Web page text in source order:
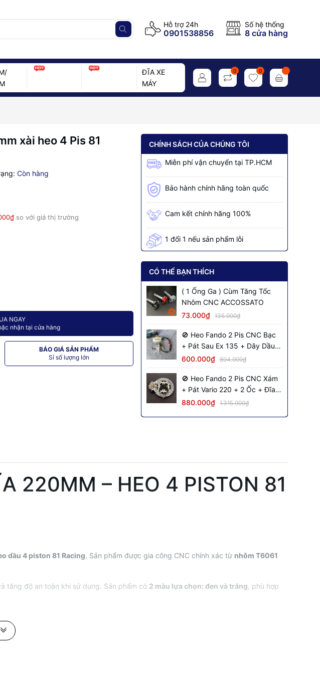
Hỗ trợ 24h
0901538856
Số hệ thống
8 cửa hàng
PHUỘC XE
ỐC/TÁN XE
ĐĨA XE
MÁY
0 0
xài heo 4 Pis 81
Còn hàng
so với giá thị trường
NGAY
nhận tại cửa hàng
BÁO GIÁ SẢN PHẨM
Sỉ số lượng lớn
CHÍNH SÁCH CỦA CHÚNG TÔI
Miễn phí vận chuyển tại TP.HCM
Bảo hành chính hãng toàn quốc
Cam kết chính hãng 100%
1 đổi 1 nếu sản phẩm lỗi
CÓ THỂ BẠN THÍCH
( 1 Ống Ga ) Cùm Tăng Tốc
Nhôm CNC ACCOSSATO
73.000₫ 135.000₫
🚫 Heo Fando 2 Pis CNC Bạc
+ Pát Sau Ex 135 + Dây Dầu
Đen + 2 Ốc Salaya
600.000₫ 804.000₫
🚫 Heo Fando 2 Pis CNC Xám
+ Pát Vario 220 + 2 Ốc + Đĩa
NVM S2 + Dây Dầu Đen Inox
880.000₫ 1.315.000₫
220MM – HEO 4 PISTON 81
dầu 4 piston 81 Racing. Sản phẩm được gia công CNC chính xác từ nhôm T6061
tăng độ an toàn khi sử dụng. Sản phẩm có 2 màu lựa chọn: đen và trắng , phù hợp